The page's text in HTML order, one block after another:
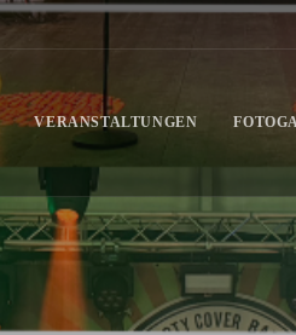
VERANSTALTUNGEN